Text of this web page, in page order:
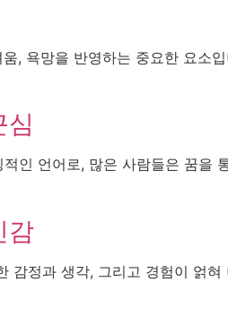
, 욕망을 반영하는 중요한 요소
심
인 언어로, 많은 사람들은 꿈을
감
정과 생각, 그리고 경험이 얽